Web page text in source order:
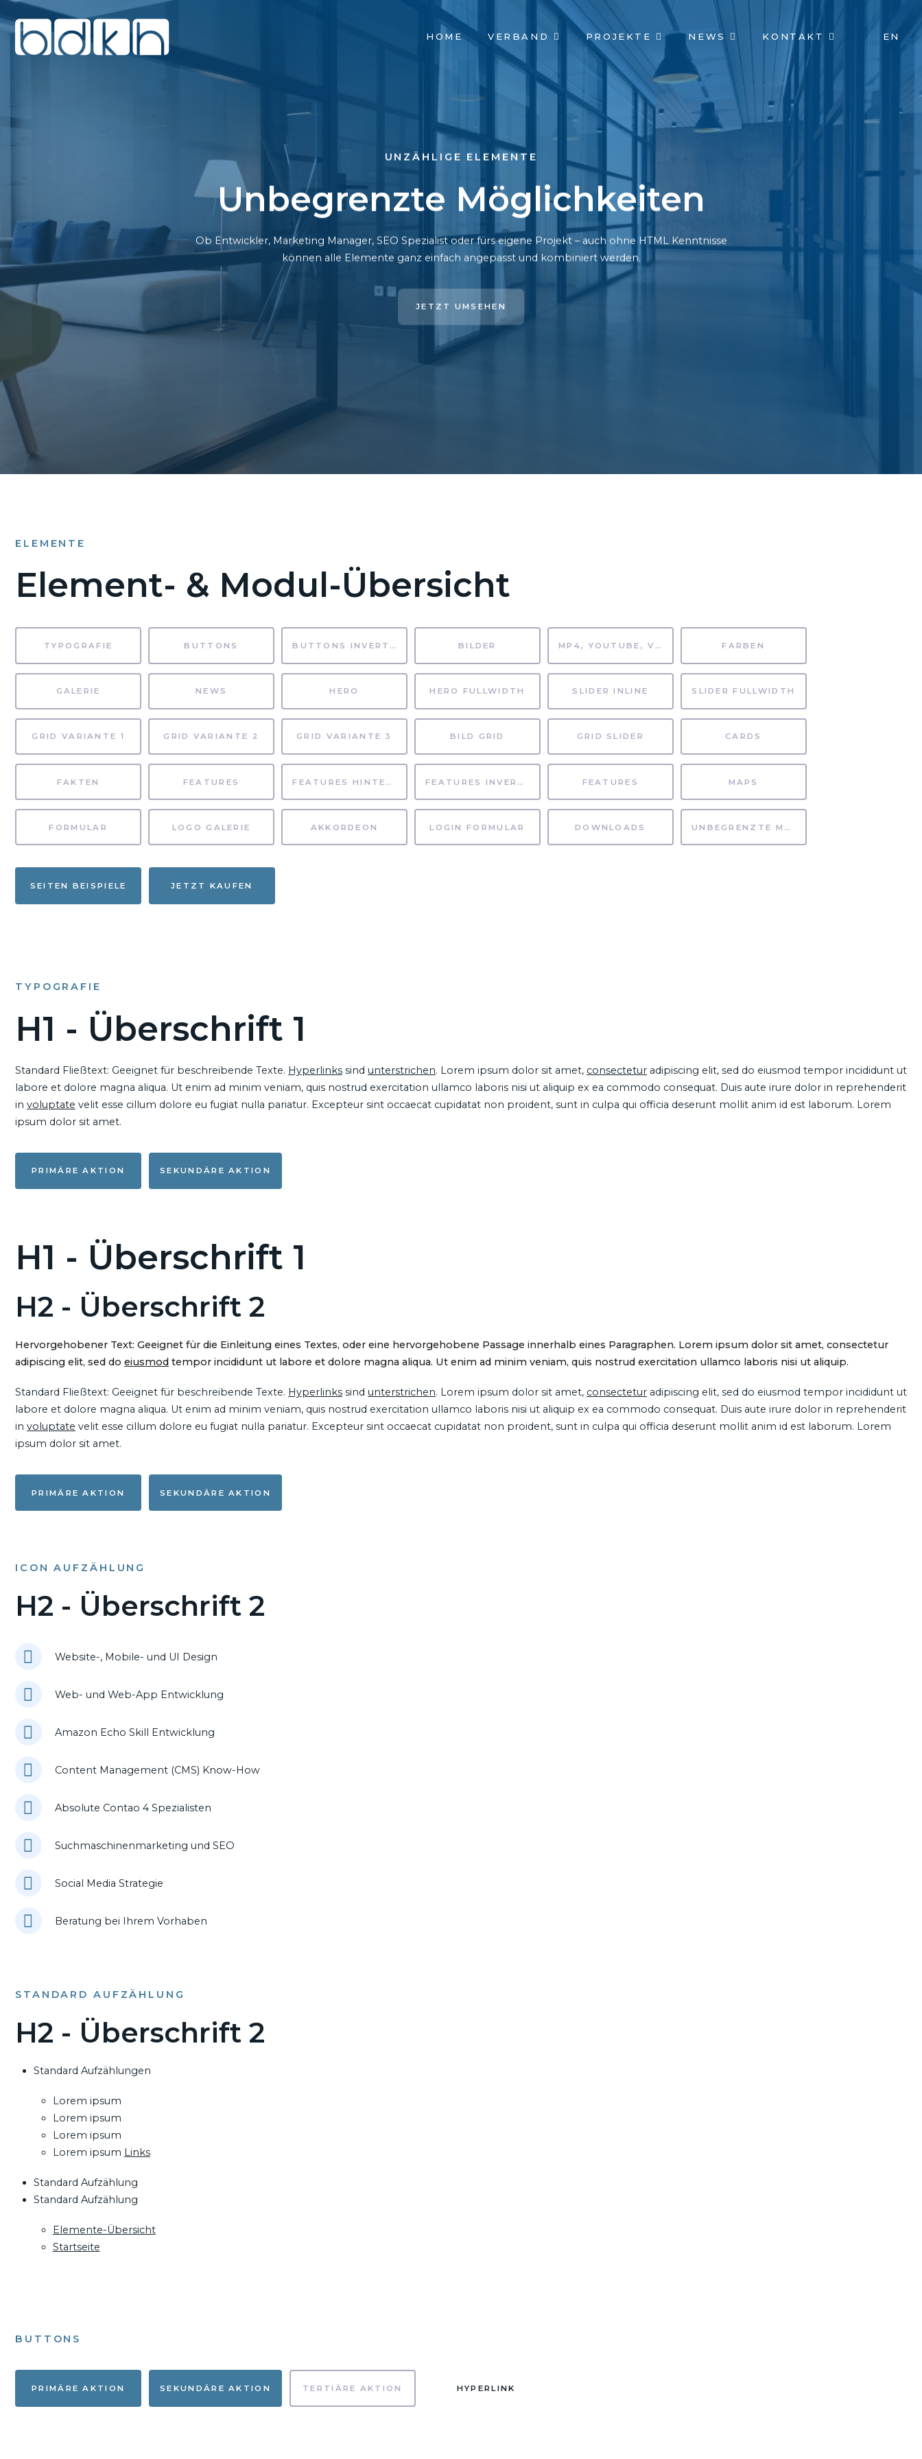
NAVIGATION
ÜBERSPRINGEN
HOME VERBAND PROJEKTE NEWS KONTAKT EN
UNZÄHLIGE ELEMENTE
Unbegrenzte Möglichkeiten
Ob Entwickler, Marketing Manager, SEO Spezialist oder fürs eigene Projekt – auch ohne HTML Kenntnisse
können alle Elemente ganz einfach angepasst und kombiniert werden.
JETZT UMSEHEN
ELEMENTE
Element- & Modul-Übersicht
TYPOGRAFIE BUTTONS BUTTONS INVERTIERT BILDER MP4, YOUTUBE, VIMEO FARBEN
GALERIE NEWS HERO HERO FULLWIDTH SLIDER INLINE SLIDER FULLWIDTH
GRID VARIANTE 1 GRID VARIANTE 2 GRID VARIANTE 3 BILD GRID GRID SLIDER CARDS
FAKTEN FEATURES FEATURES HINTERGRUND FEATURES INVERTIERT FEATURES MAPS
FORMULAR LOGO GALERIE AKKORDEON LOGIN FORMULAR DOWNLOADS UNBEGRENZTE MÖGLICHKEITEN
SEITEN BEISPIELE JETZT KAUFEN
TYPOGRAFIE
H1 - Überschrift 1
Standard Fließtext: Geeignet für beschreibende Texte. Hyperlinks sind unterstrichen. Lorem ipsum dolor sit amet, consectetur adipiscing elit, sed do eiusmod tempor incididunt ut
labore et dolore magna aliqua. Ut enim ad minim veniam, quis nostrud exercitation ullamco laboris nisi ut aliquip ex ea commodo consequat. Duis aute irure dolor in reprehenderit
in voluptate velit esse cillum dolore eu fugiat nulla pariatur. Excepteur sint occaecat cupidatat non proident, sunt in culpa qui officia deserunt mollit anim id est laborum. Lorem
ipsum dolor sit amet.
PRIMÄRE AKTION SEKUNDÄRE AKTION
H1 - Überschrift 1
H2 - Überschrift 2
Hervorgehobener Text: Geeignet für die Einleitung eines Textes, oder eine hervorgehobene Passage innerhalb eines Paragraphen. Lorem ipsum dolor sit amet, consectetur
adipiscing elit, sed do eiusmod tempor incididunt ut labore et dolore magna aliqua. Ut enim ad minim veniam, quis nostrud exercitation ullamco laboris nisi ut aliquip.
Standard Fließtext: Geeignet für beschreibende Texte. Hyperlinks sind unterstrichen. Lorem ipsum dolor sit amet, consectetur adipiscing elit, sed do eiusmod tempor incididunt ut
labore et dolore magna aliqua. Ut enim ad minim veniam, quis nostrud exercitation ullamco laboris nisi ut aliquip ex ea commodo consequat. Duis aute irure dolor in reprehenderit
in voluptate velit esse cillum dolore eu fugiat nulla pariatur. Excepteur sint occaecat cupidatat non proident, sunt in culpa qui officia deserunt mollit anim id est laborum. Lorem
ipsum dolor sit amet.
PRIMÄRE AKTION SEKUNDÄRE AKTION
ICON AUFZÄHLUNG
H2 - Überschrift 2
Website-, Mobile- und UI Design
Web- und Web-App Entwicklung
Amazon Echo Skill Entwicklung
Content Management (CMS) Know-How
Absolute Contao 4 Spezialisten
Suchmaschinenmarketing und SEO
Social Media Strategie
Beratung bei Ihrem Vorhaben
STANDARD AUFZÄHLUNG
H2 - Überschrift 2
Standard Aufzählungen
Lorem ipsum
Lorem ipsum
Lorem ipsum
Lorem ipsum Links
Standard Aufzählung
Standard Aufzählung
Elemente-Übersicht
Startseite
BUTTONS
PRIMÄRE AKTION SEKUNDÄRE AKTION TERTIÄRE AKTION HYPERLINK